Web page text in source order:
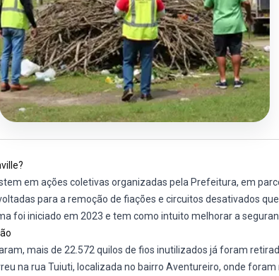
em ações coletivas organizadas pela Prefeitura, em
para a remoção de fiações e circuitos desativados
foi iniciado em 2023 e tem como intuito melhorar a
mais de 22.572 quilos de fios inutilizados já foram
na rua Tuiuti, localizada no bairro Aventureiro, onde foram